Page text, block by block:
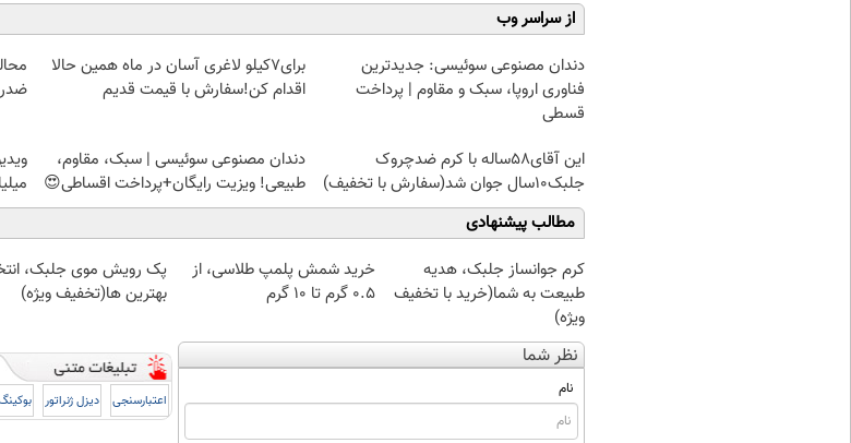
از سراسر وب
دندان مصنوعی سوئیسی: جدیدترین
فناوری اروپا، سبک و مقاوم | پرداخت
قسطی
برای7کیلو لاغری آسان در ماه همین حالا
اقدام کن!سفارش با قیمت قدیم
این آقای58ساله با کرم ضدچروک
جلبک10سال جوان شد(سفارش با تخفیف)
دندان مصنوعی سوئیسی | سبک، مقاوم،
طبیعی! ویزیت رایگان+پرداخت اقساطی😍
مطالب پیشنهادی
کرم جوانساز جلبک، هدیه
طبیعت به شما(خرید با تخفیف
ویژه)
خرید شمش پلمپ طلاسی، از
۰.۵ گرم تا ۱۰ گرم
پک رویش موی جلبک،
بهترین ها(تخفیف ویژه)
نظر شما
نام
اعتبارسنجی دیزل ژنراتور